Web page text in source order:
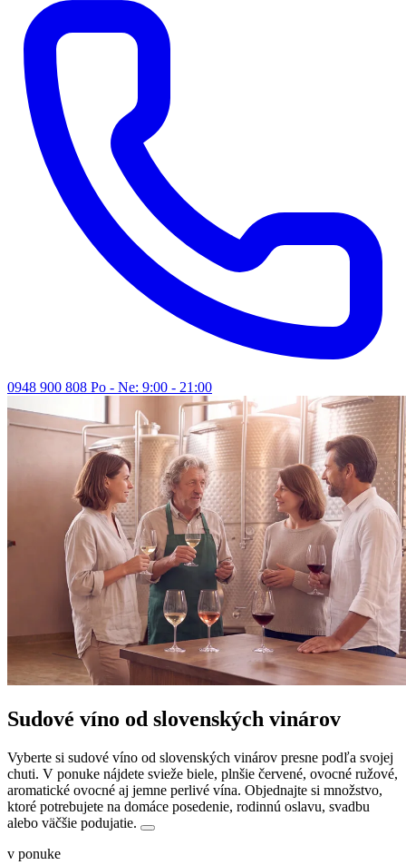
0948 900 808 Po - Ne: 9:00 - 21:00
Sudové víno od slovenských vinárov
Vyberte si sudové víno od slovenských vinárov presne podľa svojej
chuti. V ponuke nájdete svieže biele, plnšie červené, ovocné ružové,
aromatické ovocné aj jemne perlivé vína. Objednajte si množstvo,
ktoré potrebujete na domáce posedenie, rodinnú oslavu, svadbu
alebo väčšie podujatie.
v ponuke